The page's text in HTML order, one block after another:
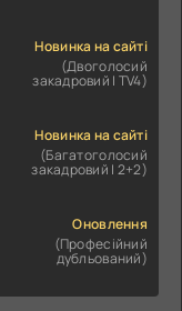
Новинка на сайті
(Двоголосий
закадровий | TV4)
Новинка на сайті
(Багатоголосий
закадровий | 2+2)
Оновлення
(Професійний
дубльований)